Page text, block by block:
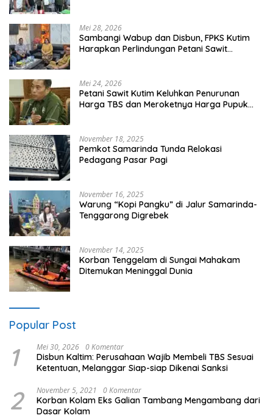
Mei 28, 2026
Sambangi Wabup dan Disbun, FPKS Kutim
Harapkan Perlindungan Petani Sawit
Mei 24, 2026
Petani Sawit Kutim Keluhkan Penurunan
Harga TBS dan Meroketnya Harga Pupuk
November 18, 2025
Pemkot Samarinda Tunda Relokasi
Pedagang Pasar Pagi
November 16, 2025
Warung “Kopi Pangku” di Jalur Samarinda-
Tenggarong Digrebek
November 14, 2025
Korban Tenggelam di Sungai Mahakam
Ditemukan Meninggal Dunia
Popular Post
1 Mei 30, 2026 0 Komentar
Disbun Kaltim: Perusahaan Wajib Membeli TBS Sesuai
Ketentuan, Melanggar Siap-siap Dikenai Sanksi
2 November 5, 2021 0 Komentar
Korban Kolam Eks Galian Tambang Mengambang dari
Dasar Kolam